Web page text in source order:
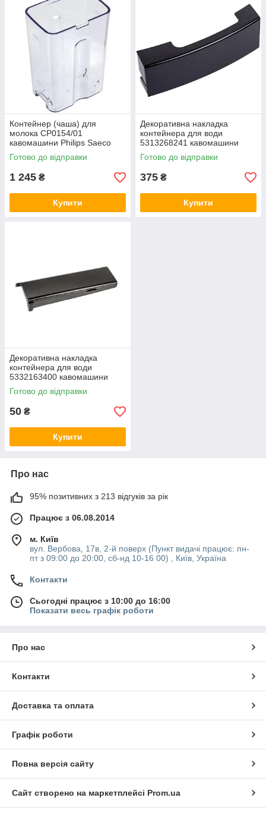
Контейнер (чаша) для
молока CP0154/01
кавомашини Philips Saeco
421944067741
Готово до відправки
1 245 ₴
Купити
Декоративна накладка
контейнера для води
5313268241 кавомашини
DeLonghi
Готово до відправки
375 ₴
Купити
Декоративна накладка
контейнера для води
5332163400 кавомашини
DeLonghi
Готово до відправки
50 ₴
Купити
Про нас
95% позитивних з 213 відгуків за рік
Працює з 06.08.2014
м. Київ
вул. Вербова, 17в, 2-й поверх (Пункт видачі працює: пн-
пт з 09:00 до 20:00, сб-нд 10-16 00) , Київ, Україна
Контакти
Сьогодні працює з 10:00 до 16:00
Показати весь графік роботи
Про нас
Контакти
Доставка та оплата
Графік роботи
Повна версія сайту
Сайт створено на маркетплейсі Prom.ua